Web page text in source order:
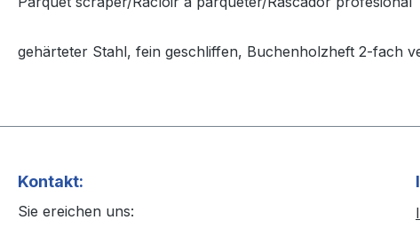
gehärteter Stahl, fein geschliffen, Buchenholzheft 2-fach
Kontakt:
Sie ereichen uns: